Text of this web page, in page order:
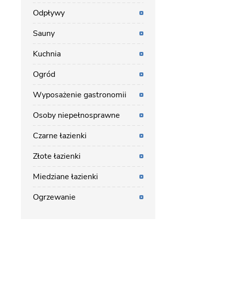
Odpływy
Sauny
Kuchnia
Ogród
Wyposażenie gastronomii
Osoby niepełnosprawne
Czarne łazienki
Złote łazienki
Miedziane łazienki
Ogrzewanie